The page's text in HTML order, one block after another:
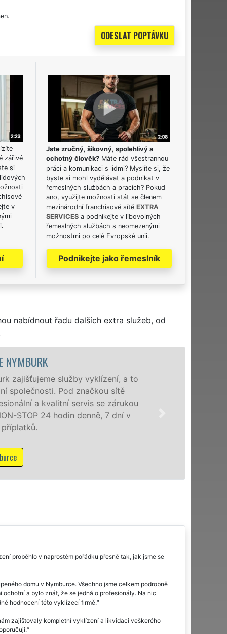
zářivé
si
v
Jste zručný, šikovný, spolehlivý a
ochotný člověk? Máte rád všestrannou
práci a komunikaci s lidmi? Myslíte si, že
byste si mohl vydělávat a podnikat v
řemeslných službách a pracích? Pokud
ano, využijte možnosti stát se členem
mezinárodní franchisové sítě EXTRA
SERVICES a podnikejte v libovolných
řemeslných službách s neomezenými
možnostmi po celé Evropské unii.
Podnikejte jako řemeslník
nabídnout řadu dalších extra služeb, od
Společnost EXTRA
poboček levné, přesto
okolí. Poskytujeme tuto
zárukou kvalitně odvedené
proběhlo v naprostém pořádku přesně tak, jak jsme se
domu v Nymburce. Všechno jsme celkem podrobně
a bylo znát, že se jedná o profesionály. Na nic
hodnocení této vyklízecí firmě.
zajišťovaly kompletní vyklízení a likvidaci veškerého